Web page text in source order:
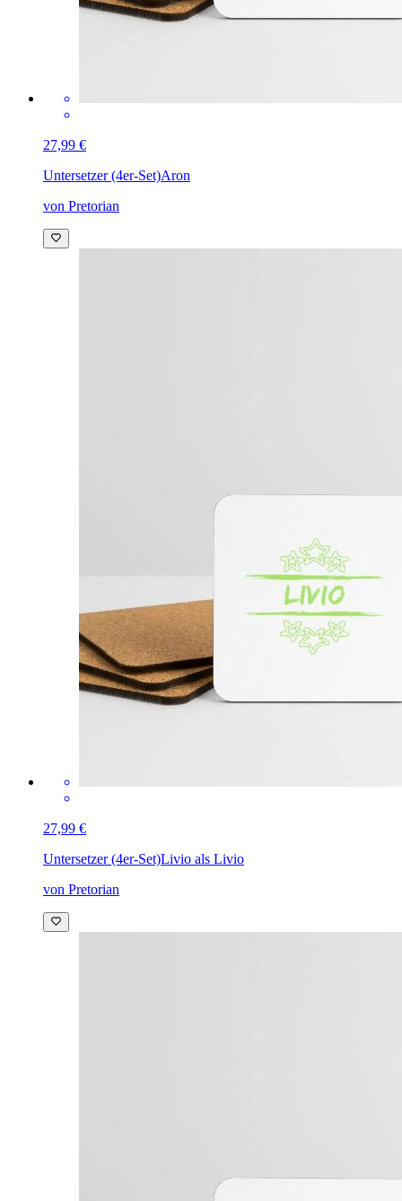
27,99 €
Untersetzer (4er-Set)Aron
von Pretorian
27,99 €
Untersetzer (4er-Set)Livio als Livio
von Pretorian